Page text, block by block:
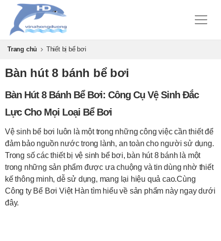
Trang chủ Thiết bị bể bơi
Bàn hút 8 bánh bể bơi
Bàn Hút 8 Bánh Bể Bơi: Công Cụ Vệ Sinh Đắc
Lực Cho Mọi Loại Bể Bơi
Vệ sinh bể bơi luôn là một trong những công việc cần thiết để
đảm bảo nguồn nước trong lành, an toàn cho người sử dụng.
Trong số các thiết bị vệ sinh bể bơi, bàn hút 8 bánh là một
trong những sản phẩm được ưa chuộng và tin dùng nhờ thiết
kế thông minh, dễ sử dụng, mang lại hiệu quả cao.Cùng
Công ty Bể Bơi Việt Hàn tìm hiểu về sản phẩm này ngay dưới
đây.